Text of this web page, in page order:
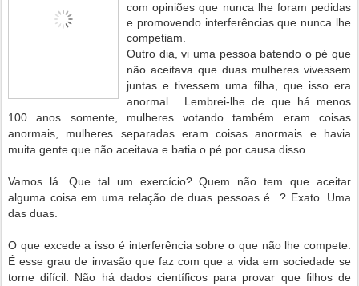
com opiniões que nunca lhe foram pedidas
e promovendo interferências que nunca lhe
competiam.
Outro dia, vi uma pessoa batendo o pé que
não aceitava que duas mulheres vivessem
juntas e tivessem uma filha, que isso era
anormal... Lembrei-lhe de que há menos
100 anos somente, mulheres votando também eram coisas
anormais, mulheres separadas eram coisas anormais e havia
muita gente que não aceitava e batia o pé por causa disso.
Vamos lá. Que tal um exercício? Quem não tem que aceitar
alguma coisa em uma relação de duas pessoas é...? Exato. Uma
das duas.
O que excede a isso é interferência sobre o que não lhe compete.
É esse grau de invasão que faz com que a vida em sociedade se
torne difícil. Não há dados científicos para provar que filhos de